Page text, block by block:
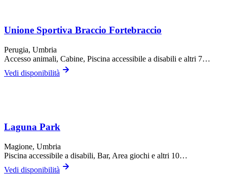
Unione Sportiva Braccio Fortebraccio
Perugia, Umbria
Accesso animali, Cabine, Piscina accessibile a disabili e altri 7…
Vedi disponibilità
Laguna Park
Magione, Umbria
Piscina accessibile a disabili, Bar, Area giochi e altri 10…
Vedi disponibilità